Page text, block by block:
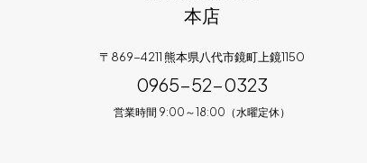
本店
〒869-4211 熊本県八代市鏡町上鏡1150
0965-52-0323
営業時間 9:00～18:00（水曜定休）